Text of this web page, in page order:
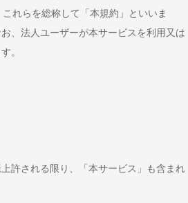
れらを総称して「本規約」といいま
、法人ユーザーが本サービスを利用又は
。
許される限り、「本サービス」も含まれ